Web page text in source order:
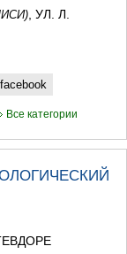
, УЛ. Л.
facebook
категории